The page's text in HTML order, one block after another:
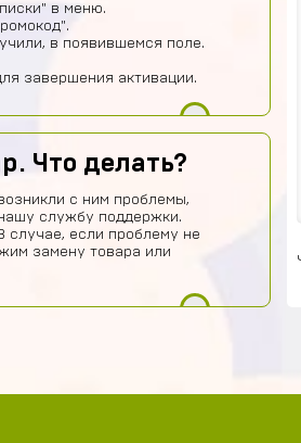
в меню.
в появившемся поле.
завершения активации.
Что делать?
с ним проблемы,
службу поддержки.
если проблему не
замену товара или